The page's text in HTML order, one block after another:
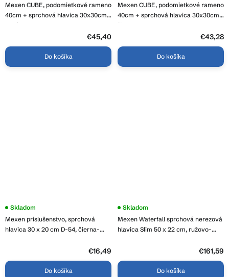
Mexen CUBE, podomietkové rameno
40cm + sprchová hlavica 30x30cm,
zlatá, 79112-50+79130-50
€45,40
Do košíka
Mexen CUBE, podomietkové rameno
40cm + sprchová hlavica 30x30cm,
čierna, 79112-70+79130-70
€43,28
Do košíka
Mexen príslušenstvo, sprchová
hlavica 30 x 20 cm D-54, čierna-
chróm, 79754-71
Skladom
€16,49
Do košíka
Mexen Waterfall sprchová nerezová
hlavica Slim 50 x 22 cm, ružovo-
zlatá, 79190-60
Skladom
€161,59
Do košíka